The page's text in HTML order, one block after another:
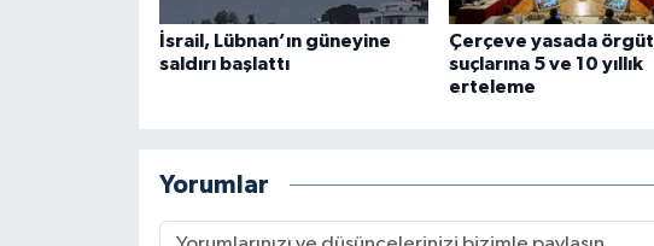
İsrail, Lübnan’ın güneyine
saldırı başlattı
Çerçeve yasada örgüt
suçlarına 5 ve 10 yıllık
erteleme
Yorumlar